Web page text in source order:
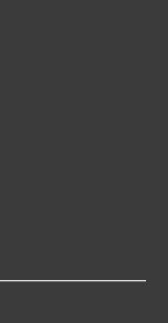
kartě
nové kartě